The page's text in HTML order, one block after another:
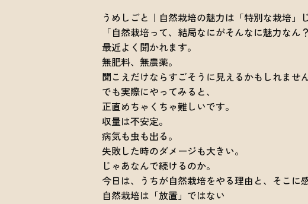
うめしごと｜自然栽培の魅力は「特別な栽培」
「自然栽培って、結局なにがそんなに魅力なん？
最近よく聞かれます。
無肥料、無農薬。
聞こえだけならすごそうに見えるかもしれません
でも実際にやってみると、
正直めちゃくちゃ難しいです。
収量は不安定。
病気も虫も出る。
失敗した時のダメージも大きい。
じゃあなんで続けるのか。
今日は、うちが自然栽培をやる理由と、そこに
自然栽培は「放置」ではない